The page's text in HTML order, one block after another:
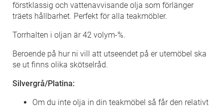
förstklassig och vattenavvisande olja som förlänger
träets hållbarhet. Perfekt för alla teakmöbler.
Torrhalten i oljan är 42 volym-%.
Beroende på hur ni vill att utseendet på er utemöbel ska
se ut finns olika skötselråd.
Silvergrå/Platina:
Om du inte olja in din teakmöbel så får den relativt